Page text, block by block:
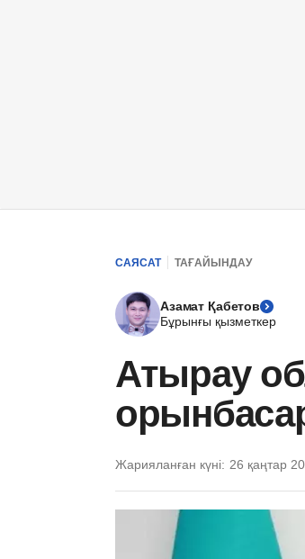
САЯСАТ ТАҒАЙЫНДАУ
Азамат Қабетов
Бұрынғы қызметкер
Атырау
Жарияланған күні: 26 қаңтар